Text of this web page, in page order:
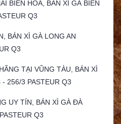
BIÊN HÒA, BÁN XÌ GÀ BIÊN
Q3
BÁN XÌ GÀ LONG AN
Q3
TẠI VŨNG TÀU, BÁN XÌ
256/3 PASTEUR Q3
UY TÍN, BÁN XÌ GÀ ĐÀ
Q3